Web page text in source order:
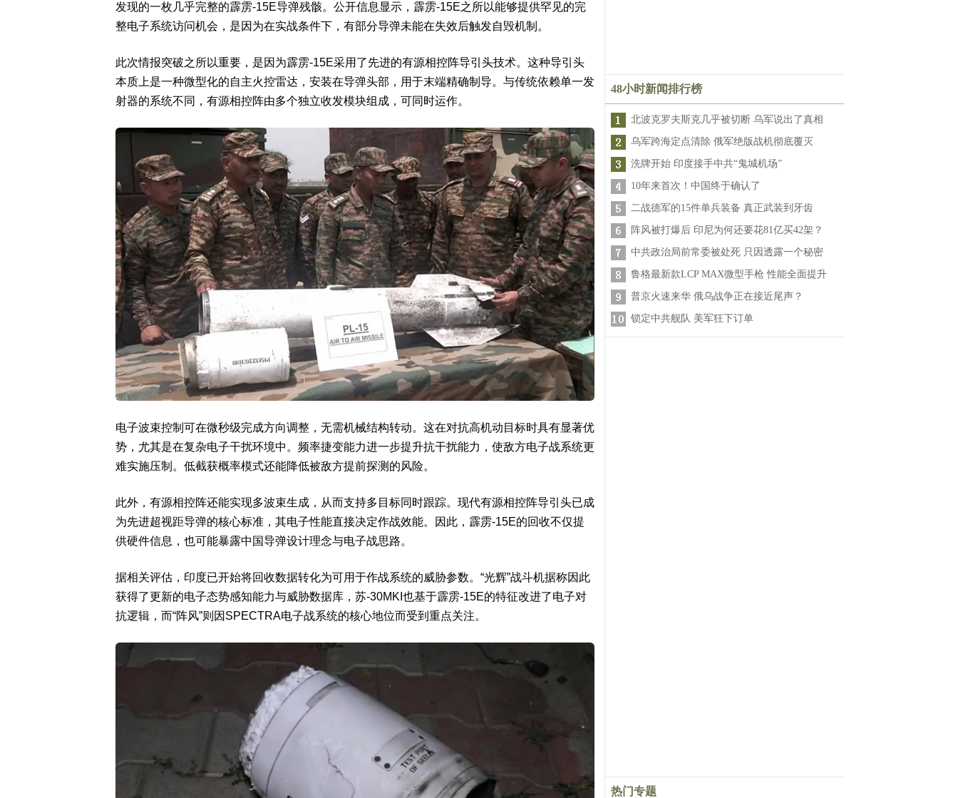
发现的一枚几乎完整的霹雳-15E导弹残骸。公开信息显示，霹雳-15E之所以能够提供罕见的完
整电子系统访问机会，是因为在实战条件下，有部分导弹未能在失效后触发自毁机制。
此次情报突破之所以重要，是因为霹雳-15E采用了先进的有源相控阵导引头技术。这种导引头
本质上是一种微型化的自主火控雷达，安装在导弹头部，用于末端精确制导。与传统依赖单一发
射器的系统不同，有源相控阵由多个独立收发模块组成，可同时运作。
电子波束控制可在微秒级完成方向调整，无需机械结构转动。这在对抗高机动目标时具有显著优
势，尤其是在复杂电子干扰环境中。频率捷变能力进一步提升抗干扰能力，使敌方电子战系统更
难实施压制。低截获概率模式还能降低被敌方提前探测的风险。
此外，有源相控阵还能实现多波束生成，从而支持多目标同时跟踪。现代有源相控阵导引头已成
为先进超视距导弹的核心标准，其电子性能直接决定作战效能。因此，霹雳-15E的回收不仅提
供硬件信息，也可能暴露中国导弹设计理念与电子战思路。
据相关评估，印度已开始将回收数据转化为可用于作战系统的威胁参数。“光辉”战斗机据称因此
获得了更新的电子态势感知能力与威胁数据库，苏-30MKI也基于霹雳-15E的特征改进了电子对
抗逻辑，而“阵风”则因SPECTRA电子战系统的核心地位而受到重点关注。
48小时新闻排行榜
北波克罗夫斯克几乎被切断 乌军说出了真相
乌军跨海定点清除 俄军绝版战机彻底覆灭
洗牌开始 印度接手中共“鬼城机场”
10年来首次！中国终于确认了
二战德军的15件单兵装备 真正武装到牙齿
阵风被打爆后 印尼为何还要花81亿买42架？
中共政治局前常委被处死 只因透露一个秘密
鲁格最新款LCP MAX微型手枪 性能全面提升
普京火速来华 俄乌战争正在接近尾声？
锁定中共舰队 美军狂下订单
热门专题